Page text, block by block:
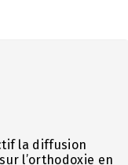
la diffusion
l’orthodoxie en